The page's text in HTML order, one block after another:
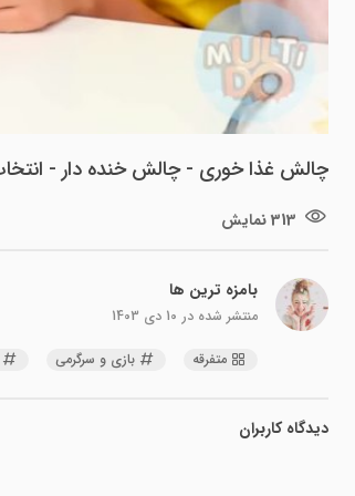
چالش غذا خوری - چالش خنده دار -
313 نمایش
بامزه ترین ها
منتشر شده در 10 دی 1403
متفرقه بازی و سرگرمی
دیدگاه کاربران